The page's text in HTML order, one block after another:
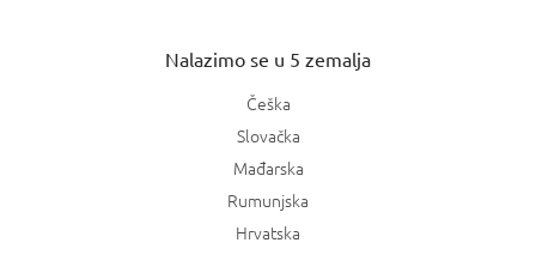
Nalazimo se u 5 zemalja
Češka
Slovačka
Mađarska
Rumunjska
Hrvatska